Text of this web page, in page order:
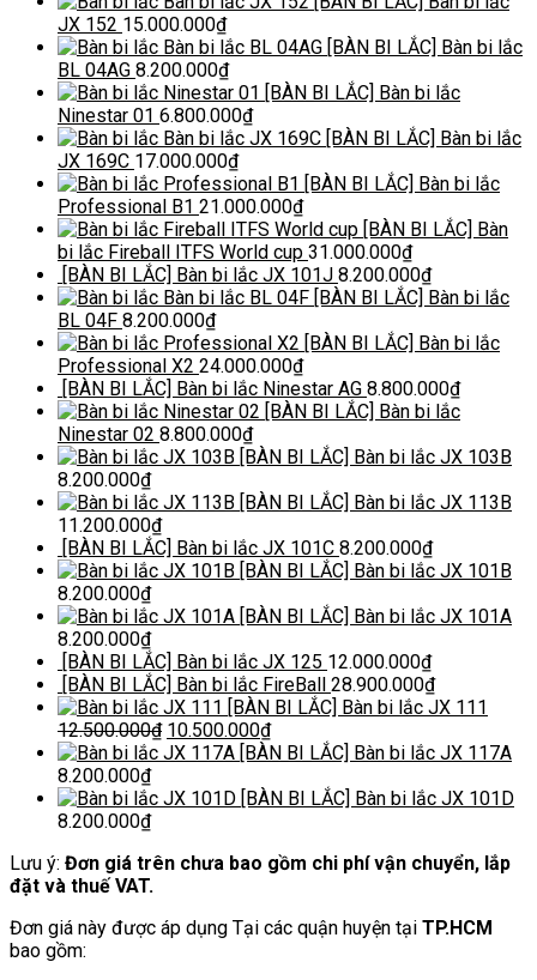
JX 152 15.000.000₫
[BÀN BI LẮC] Bàn bi lắc
BL 04AG 8.200.000₫
[BÀN BI LẮC] Bàn bi lắc
Ninestar 01 6.800.000₫
[BÀN BI LẮC] Bàn bi lắc
JX 169C 17.000.000₫
[BÀN BI LẮC] Bàn bi lắc
Professional B1 21.000.000₫
[BÀN BI LẮC] Bàn
bi lắc Fireball ITFS World cup 31.000.000₫
[BÀN BI LẮC] Bàn bi lắc JX 101J 8.200.000₫
[BÀN BI LẮC] Bàn bi lắc
BL 04F 8.200.000₫
[BÀN BI LẮC] Bàn bi lắc
Professional X2 24.000.000₫
[BÀN BI LẮC] Bàn bi lắc Ninestar AG 8.800.000₫
[BÀN BI LẮC] Bàn bi lắc
Ninestar 02 8.800.000₫
[BÀN BI LẮC] Bàn bi lắc JX 103B
8.200.000₫
[BÀN BI LẮC] Bàn bi lắc JX 113B
11.200.000₫
[BÀN BI LẮC] Bàn bi lắc JX 101C 8.200.000₫
[BÀN BI LẮC] Bàn bi lắc JX 101B
8.200.000₫
[BÀN BI LẮC] Bàn bi lắc JX 101A
8.200.000₫
[BÀN BI LẮC] Bàn bi lắc JX 125 12.000.000₫
[BÀN BI LẮC] Bàn bi lắc FireBall
28.900.000₫
[BÀN BI LẮC] Bàn bi lắc JX 111
12.500.000₫ 10.500.000₫
[BÀN BI LẮC] Bàn bi lắc JX 117A
8.200.000₫
[BÀN BI LẮC] Bàn bi lắc JX 101D
8.200.000₫
Lưu ý: Đơn giá trên chưa bao gồm chi phí vận chuyển, lắp
đặt và thuế VAT.
Đơn giá này được áp dụng Tại các quận huyện tại TP.HCM
bao gồm: